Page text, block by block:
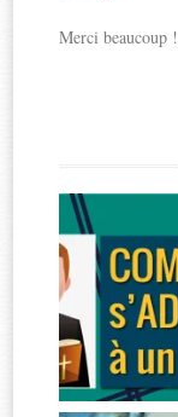
Merci beaucoup !